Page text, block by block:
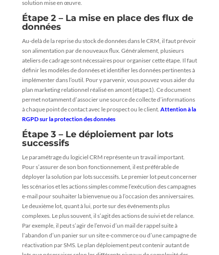
solution mise en œuvre.
Étape 2 – La mise en place des flux de
données
Au-delà de la reprise du stock de données dans le CRM, il faut prévoir
son alimentation par de nouveaux flux. Généralement, plusieurs
ateliers de cadrage sont nécessaires pour organiser cette étape. Il faut
définir les modèles de données et identifier les données pertinentes à
implémenter dans l’outil. Pour y parvenir, vous pouvez vous aider du
plan marketing relationnel réalisé en amont (étape1). Ce document
permet notamment d’associer une source de collecte d’informations
à chaque point de contact avec le prospect ou le client. Attention à la
RGPD sur la protection des données
Étape 3 – Le déploiement par lots
successifs
Le paramétrage du logiciel CRM représente un travail important.
Pour s’assurer de son bon fonctionnement, il est préférable de
déployer la solution par lots successifs. Le premier lot peut concerner
les scénarios et les actions simples comme l’exécution des campagnes
e-mail pour souhaiter la bienvenue ou à l’occasion des anniversaires.
Le deuxième lot, quant à lui, porte sur des événements plus
complexes. Le plus souvent, il s’agit des actions de suivi et de relance.
Par exemple, il peut s’agir de l’envoi d’un mail de rappel suite à
l’abandon d’un panier sur un site e-commerce ou d’une campagne de
réactivation par SMS. Le plan déploiement peut contenir autant de